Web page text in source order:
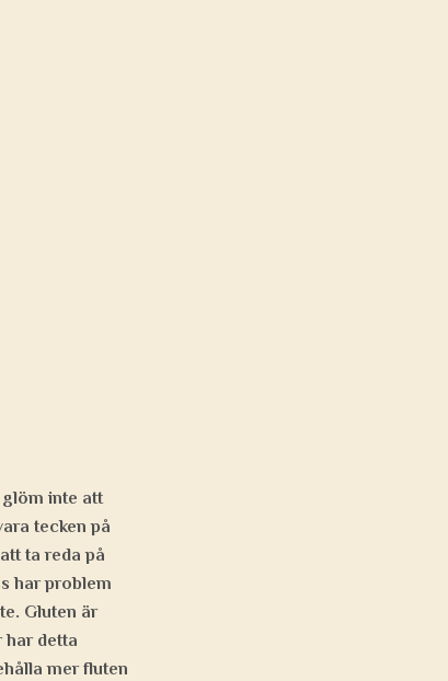
inte att
tecken på
ta reda på
har problem
Gluten är
har detta
mer fluten